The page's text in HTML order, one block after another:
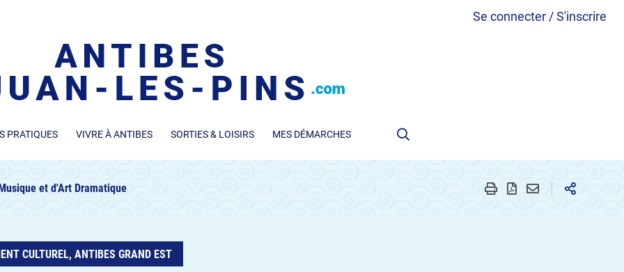
Se connecter / S'inscrire
PRATIQUES VIVRE À ANTIBES SORTIES & LOISIRS MES DÉMARCHES
et d'Art Dramatique
CULTUREL, ANTIBES GRAND EST